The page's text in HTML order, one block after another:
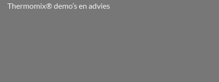
Thermomix® demo’s en advies